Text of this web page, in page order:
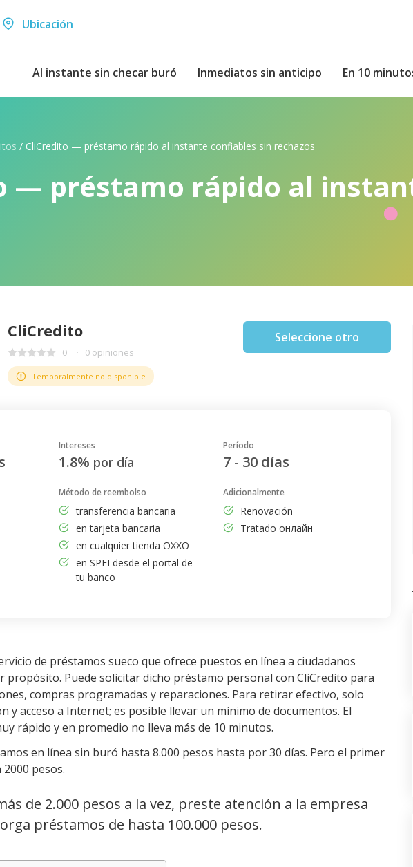
Ubicación
Al instante sin checar buró Inmediatos sin anticipo En 10
/ CliCredito — préstamo rápido al instante confiables sin rechazos
— préstamo rápido al
CliCredito
0 0 opiniones
Temporalmente no disponible
Seleccione otro
Intereses
1.8% por día
Período
7 - 30 días
Método de reembolso
transferencia bancaria
en tarjeta bancaria
en cualquier tienda OXXO
en SPEI desde el portal de
tu banco
Adicionalmente
Renovación
Tratado онлайн
de préstamos sueco que ofrece puestos en línea a ciudadanos
propósito. Puede solicitar dicho préstamo personal con CliCredito para
compras programadas y reparaciones. Para retirar efectivo, solo
y acceso a Internet; es posible llevar un mínimo de documentos. El
rápido y en promedio no lleva más de 10 minutos.
en línea sin buró hasta 8.000 pesos hasta por 30 días. Pero el primer
pesos.
de 2.000 pesos a la vez, preste atención a la empresa
préstamos de hasta 100.000 pesos.